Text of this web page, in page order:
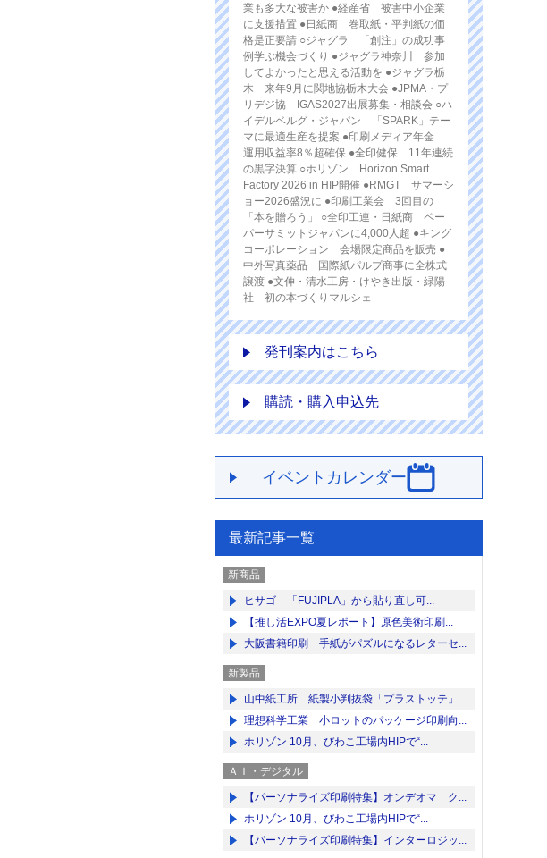
業も多大な被害か ●経産省 被害中小企業
に支援措置 ●日紙商 巻取紙・平判紙の価
格是正要請 ○ジャグラ 「創注」の成功事
例学ぶ機会づくり ●ジャグラ神奈川 参加
してよかったと思える活動を ●ジャグラ栃
木 来年9月に関地協栃木大会 ●JPMA・プ
リデジ協 IGAS2027出展募集・相談会 ○ハ
イデルベルグ・ジャパン 「SPARK」テー
マに最適生産を提案 ●印刷メディア年金
運用収益率8％超確保 ●全印健保 11年連続
の黒字決算 ○ホリゾン Horizon Smart
Factory 2026 in HIP開催 ●RMGT サマーシ
ョー2026盛況に ●印刷工業会 3回目の
「本を贈ろう」 ○全印工連・日紙商 ペー
パーサミットジャパンに4,000人超 ●キング
コーポレーション 会場限定商品を販売 ●
中外写真薬品 国際紙パルプ商事に全株式
譲渡 ●文伸・清水工房・けやき出版・緑陽
社 初の本づくりマルシェ
発刊案内はこちら
購読・購入申込先
イベントカレンダー
最新記事一覧
新商品
ヒサゴ 「FUJIPLA」から貼り直し可...
【推し活EXPO夏レポート】原色美術印刷...
大阪書籍印刷 手紙がパズルになるレターセ...
新製品
山中紙工所 紙製小判抜袋「プラストッテ」...
理想科学工業 小ロットのパッケージ印刷向...
ホリゾン 10月、びわこ工場内HIPで“...
ＡＩ・デジタル
【パーソナライズ印刷特集】オンデオマ ク...
ホリゾン 10月、びわこ工場内HIPで“...
【パーソナライズ印刷特集】インターロジッ...